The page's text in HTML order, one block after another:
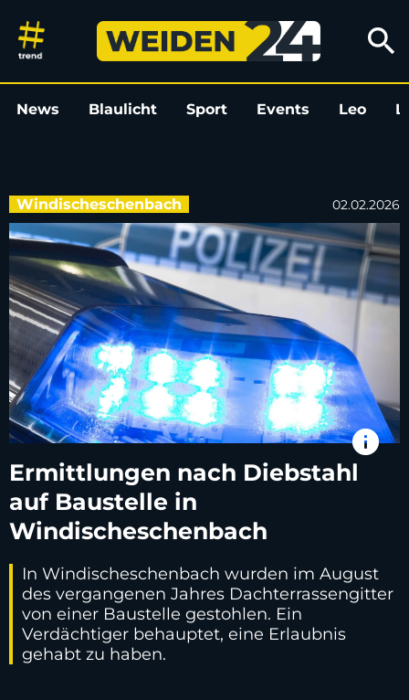
Ermittlungen nach Diebstahl
search
News Blaulicht Sport Events Leo
Windischeschenbach 02.02.2026
info
Ermittlungen nach Diebstahl
auf Baustelle in
Windischeschenbach
In Windischeschenbach wurden im August
des vergangenen Jahres Dachterrassengitter
von einer Baustelle gestohlen. Ein
Verdächtiger behauptet, eine Erlaubnis
gehabt zu haben.